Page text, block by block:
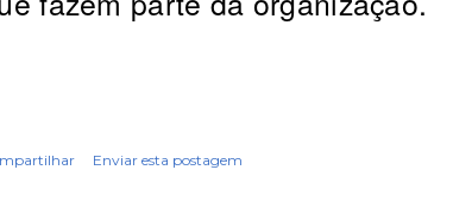
Enviar esta postagem